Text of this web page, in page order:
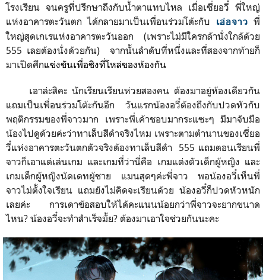
โรงเรียน จนครูที่ปรึกษาถึงกับน้ำตาแทบไหล เมื่อเซี่ยอวี๋ พี่ใหญ่
แห่งอาคารตะวันตก ได้กลายมาเป็นเพื่อนร่วมโต้ะกับ เฮ่อจาว พี่
ใหญ่สุดเกเรแห่งอาคารตะวันออก (เพราะไม่มีใครกล้านั่งใกล้ด้วย
555 เลยต้องนั่งด้วยกัน) จากนั้นลำดับที่หนึ่งและที่สองจากท้ายก็
มาเปิดศึกแข่งขันเพื่อชิงที่โหล่ของห้องกัน
เอาล่ะสิคะ นักเรียนเรียนห่วยสองคน ต้องมาอยู่ห้องเดียวกัน
แถมเป็นเพื่อนร่วมโต้ะกันอีก วันแรกน้องอวี๋ต้องถึงกับปวดหัวกับ
พฤติกรรมของพี่จาวมาก เพราะพี่เค้าชอบมากระแซะๆ มีมาจับมือ
น้องไปดูด้วยค่ะว่าทาเล็บสีดำจริงไหม เพราะตามตำนานของเซี่ยอ
วี๋แห่งอาคารตะวันตกตัวจริงต้องทาเล็บสีดำ 555 แถมตอนเรียนพี่
จาวก็เอาแต่เล่นเกม และเกมที่ว่านี่คือ เกมแต่งตัวเด็กผู้หญิง และ
เกมเด็กผู้หญิงนัดเดทผู้ชาย แมนสุดๆค่ะพี่จาว พอน้องอวี๋เห็นพี่
จาวไม่ตั้งใจเรียน แถมยังไม่คิดจะเรียนด้วย น้องอวี๋ก็ปวดหัวหนัก
เลยค่ะ การเดาข้อสอบให้ได้คะแนนน้อยกว่าพี่จาวจะยากขนาด
ไหน? น้องอวี๋จะทำสำเร็จมั้ย? ต้องมาเอาใจช่วยกันนะคะ